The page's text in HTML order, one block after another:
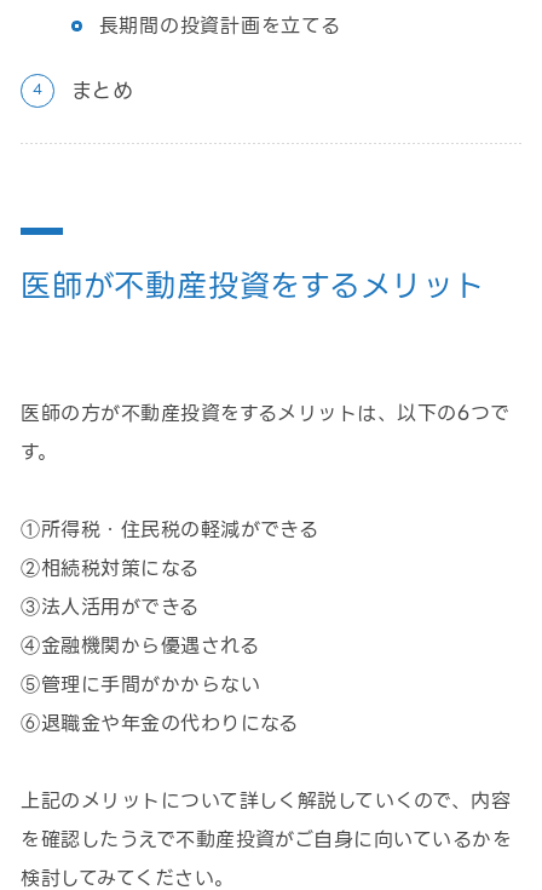
長期間の投資計画を立てる
まとめ
医師が不動産投資をするメリット
医師の方が不動産投資をするメリットは、以下の6つで
す。
①所得税・住民税の軽減ができる
②相続税対策になる
③法人活用ができる
④金融機関から優遇される
⑤管理に手間がかからない
⑥退職金や年金の代わりになる
上記のメリットについて詳しく解説していくので、内容
を確認したうえで不動産投資がご自身に向いているかを
検討してみてください。